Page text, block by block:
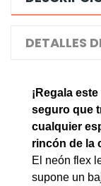
DETALLES
¡Regala
seguro que
cualquier
rincón de la
El neón flex
supone un